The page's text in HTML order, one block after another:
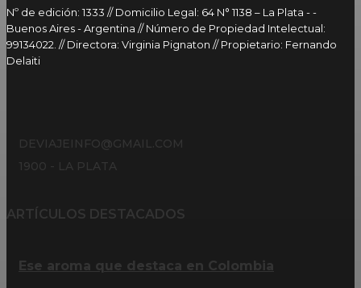
Nº de edición: 1333 // Domicilio Legal: 64 N° 1138 – La Plata - -
Buenos Aires - Argentina // Número de Propiedad Intelectual:
99134022. // Directora: Virginia Pignaton // Propietario: Fernando
Delaiti
DEVIAJEINFO@GMAIL.COM
1900 - LA PLATA
ARTÍCULOS DESTACADOS
Ese aroma que destaca en Colombia